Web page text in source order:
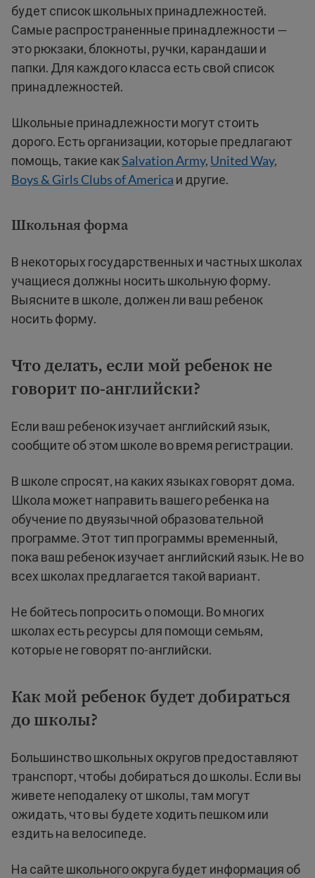
будет список школьных принадлежностей.
Самые распространенные принадлежности —
это рюкзаки, блокноты, ручки, карандаши и
папки. Для каждого класса есть свой список
принадлежностей.
Школьные принадлежности могут стоить
дорого. Есть организации, которые предлагают
помощь, такие какSalvation Army, United Way,
Boys & Girls Clubs of America и другие.
Школьная форма
В некоторых государственных и частных школах
учащиеся должны носить школьную форму.
Выясните в школе, должен ли ваш ребенок
носить форму.
Что делать, если мой ребенок не
говорит по-английски?
Если ваш ребенок изучает английский язык,
сообщите об этом школе во время регистрации.
В школе спросят, на каких языках говорят дома.
Школа может направить вашего ребенка на
обучение по двуязычной образовательной
программе. Этот тип программы временный,
пока ваш ребенок изучает английский язык. Не во
всех школах предлагается такой вариант.
Не бойтесь попросить о помощи. Во многих
школах есть ресурсы для помощи семьям,
которые не говорят по-английски.
Какмой ребенок будет добираться
до школы?
Большинство школьных округов предоставляют
транспорт, чтобы добираться до школы. Если вы
живете неподалеку от школы, там могут
ожидать, что вы будете ходить пешком или
ездить на велосипеде.
На сайте школьного округа будет информация об